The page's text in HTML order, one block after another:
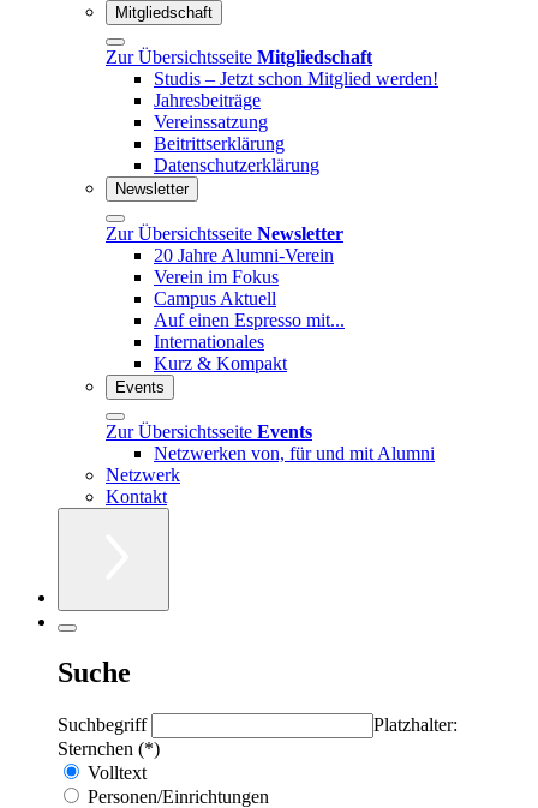
Mitgliedschaft
Zur Übersichtsseite Mitgliedschaft
Studis – Jetzt schon Mitglied werden!
Jahresbeiträge
Vereinssatzung
Beitrittserklärung
Datenschutzerklärung
Newsletter
Zur Übersichtsseite Newsletter
20 Jahre Alumni-Verein
Verein im Fokus
Campus Aktuell
Auf einen Espresso mit...
Internationales
Kurz & Kompakt
Events
Zur Übersichtsseite Events
Netzwerken von, für und mit Alumni
Netzwerk
Kontakt
Suche
Suchbegriff
Platzhalter:
Sternchen (*)
Volltext
Personen/Einrichtungen